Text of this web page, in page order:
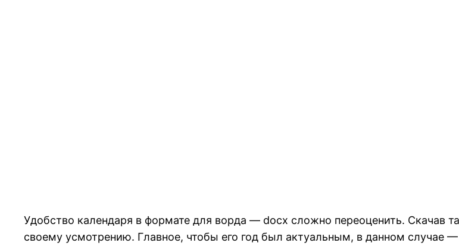
Удобство календаря в формате для ворда — docx сложно переоценить. Скачав
своему усмотрению. Главное, чтобы его год был актуальным, в данном случае